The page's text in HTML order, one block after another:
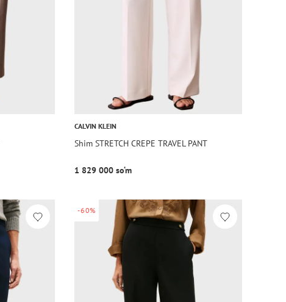
CALVIN KLEIN
Shim STRETCH CREPE TRAVEL PANT
1 829 000 so‘m
-60%